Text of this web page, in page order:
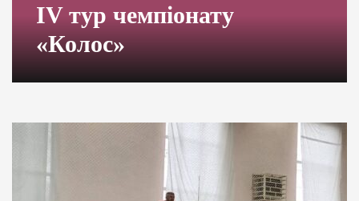
IV тур чемпіонату
«Колос»